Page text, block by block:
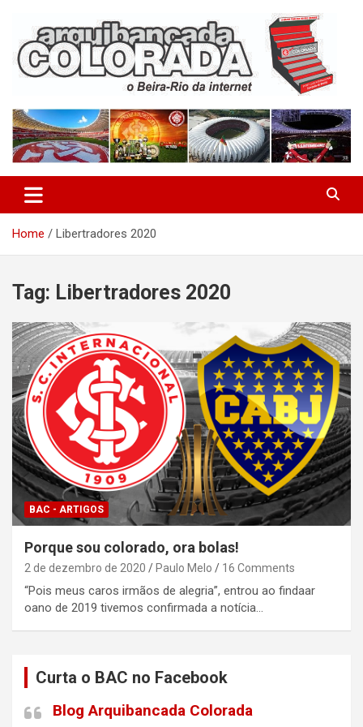
content
Arquibancada Colorada
Home Libertradores 2020
Tag: Libertradores 2020
BAC - ARTIGOS
Porque sou colorado, ora bolas!
2 de dezembro de 2020 Paulo Melo 16 Comments
“Pois meus caros irmãos de alegria”, entrou ao findaar
oano de 2019 tivemos confirmada a notícia…
Curta o BAC no Facebook
Blog Arquibancada Colorada